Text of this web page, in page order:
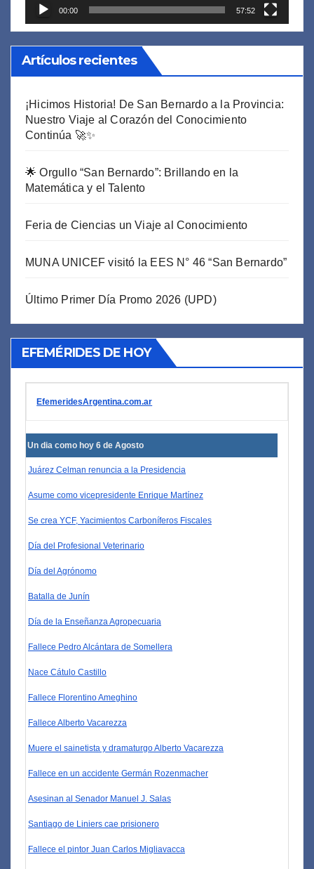
00:00 57:52
Artículos recientes
¡Hicimos Historia! De San Bernardo a la Provincia:
Nuestro Viaje al Corazón del Conocimiento
Continúa 🚀✨
🌟 Orgullo “San Bernardo”: Brillando en la
Matemática y el Talento
Feria de Ciencias un Viaje al Conocimiento
MUNA UNICEF visitó la EES N° 46 “San Bernardo”
Último Primer Día Promo 2026 (UPD)
EFEMÉRIDES DE HOY
EfemeridesArgentina.com.ar
Un dia como hoy 6 de Agosto
Juárez Celman renuncia a la Presidencia
Asume como vicepresidente Enrique Martínez
Se crea YCF, Yacimientos Carboníferos Fiscales
Día del Profesional Veterinario
Día del Agrónomo
Batalla de Junín
Día de la Enseñanza Agropecuaria
Fallece Pedro Alcántara de Somellera
Nace Cátulo Castillo
Fallece Florentino Ameghino
Fallece Alberto Vacarezza
Muere el sainetista y dramaturgo Alberto Vacarezza
Fallece en un accidente Germán Rozenmacher
Asesinan al Senador Manuel J. Salas
Santiago de Liniers cae prisionero
Fallece el pintor Juan Carlos Migliavacca